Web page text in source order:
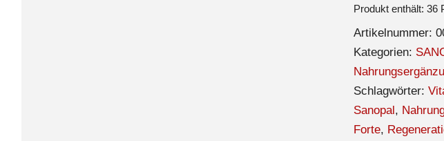
Produkt enthält: 36
Artikelnummer:
Kategorien:
Schlagwörter:
Sanopal,
Forte,